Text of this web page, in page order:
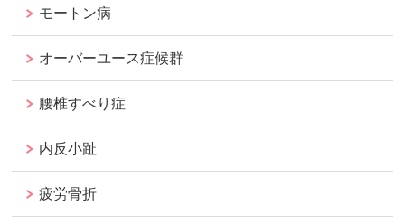
モートン病
オーバーユース症候群
腰椎すべり症
内反小趾
疲労骨折